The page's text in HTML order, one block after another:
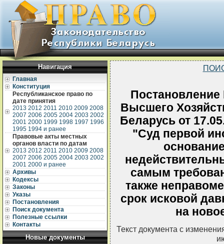
Навигация
Главная
Конституция
Республиканское право по
дате принятия
2013 2012 2011 2010 2009 2008
2007 2006 2005 2004 2003 2002
2001 2000 1999 1998 1997 1996
1995 1994 и ранее
Правовые акты местных
органов власти по датам
2013 2012 2011 2010 2009 2008
2007 2006 2005 2004 2003 2002
2001 2000 и ранее
Архивы
Кодексы
Законы
Указы
Постановления
Поиск документа
Полезные ссылки
Контакты
Новые документы
Постановление
Высшего
Беларусь от
"Суд первой
самым
также
срок исковой
на
Текст документа с